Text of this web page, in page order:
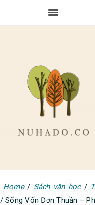
Home / Sách văn học /
/ Sống Vốn Đơn Thuần –